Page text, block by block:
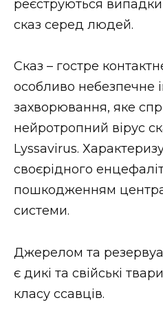
реєструються
сказ серед людей.
Сказ – гостре
особливо небезпечне
захворювання, яке
нейротропний вірус
Lyssavirus.
своєрідного
пошкодженням
системи.
Джерелом та
є дикі та свійські
класу ссавців.